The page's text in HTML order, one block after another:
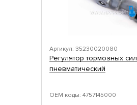
Артикул: 35230020080
Регулятор тормозных сил
пневматический
ОЕМ коды: 4757145000